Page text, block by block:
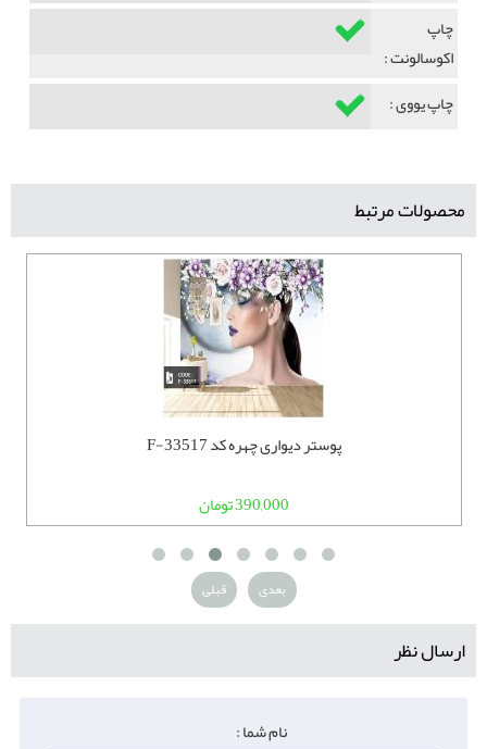
چاپ
اکوسالونت :
چاپ یووی :
محصولات مرتبط
پوستر دیواری چهره کد F-33517
390,000 تومان
قبلی بعدی
ارسال نظر
نام شما :